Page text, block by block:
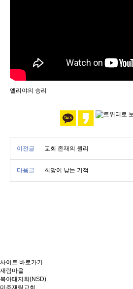
엘리야의 승리
이전글 교회 존재의 원리
다음글 희망이 낳는 기적
사이트 바로가기
재림마을
북아태지회(NSD)
미주재림교회